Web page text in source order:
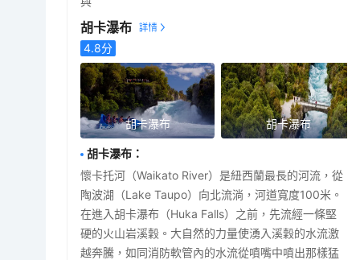
胡卡瀑布
4.8分
胡卡瀑布 胡卡瀑布
胡卡瀑布 ：
懷卡托河（Waikato River）是紐西蘭最長的河流，從
陶波湖（Lake Taupo）向北流淌，河道寬度100米。
在進入胡卡瀑布（Huka Falls）之前，先流經一條堅
硬的火山岩溪穀。大自然的力量使湧入溪穀的水流激
越奔騰，如同消防軟管內的水流從噴嘴中噴出那樣猛